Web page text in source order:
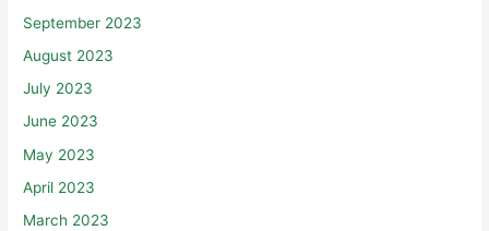
September 2023
August 2023
July 2023
June 2023
May 2023
April 2023
March 2023